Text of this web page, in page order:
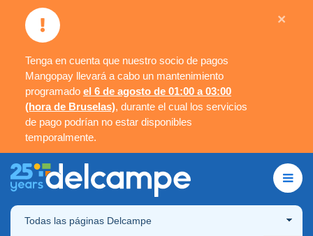
Tenga en cuenta que nuestro socio de pagos
Mangopay llevará a cabo un mantenimiento
programado el 6 de agosto de 01:00 a 03:00
(hora de Bruselas), durante el cual los servicios
de pago podrían no estar disponibles
temporalmente.
×
Todas las páginas Delcampe